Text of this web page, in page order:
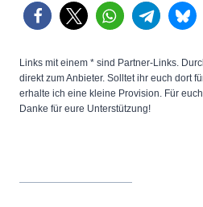
Links mit einem * sind Partner-Links.
direkt zum Anbieter. Solltet ihr euch dort
erhalte ich eine kleine Provision. Für
Danke für eure Unterstützung!